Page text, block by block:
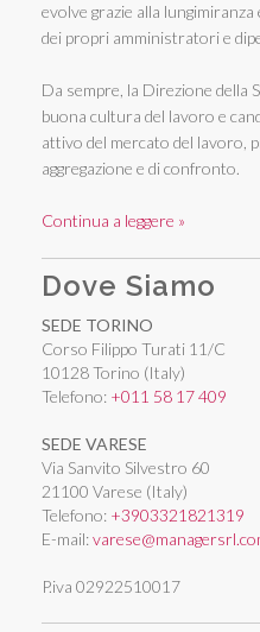
evolve grazie alla
dei propri amministratori e
Da sempre, la Direzione della
buona cultura del lavoro e
attivo del mercato del lavoro,
aggregazione e di confronto.
Continua a leggere »
Dove Siamo
SEDE TORINO
Corso Filippo Turati 11/C
10128 Torino (Italy)
Telefono: +011 58 17 409
SEDE VARESE
Via Sanvito Silvestro 60
21100 Varese (Italy)
Telefono: +3903321821319
E-mail:
P.iva 02922510017